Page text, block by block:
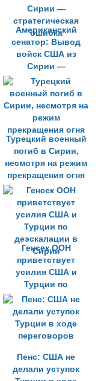
Американский
сенатор: Вывод
войск США из
Сирии —
стратегическая
ошибка
Турецкий военный
погиб в Сирии,
несмотря на режим
прекращения огня
Генсек ООН
приветствует
усилия США и
Турции по
деэскалации в
Сирии
Пенс: США не
делали уступок